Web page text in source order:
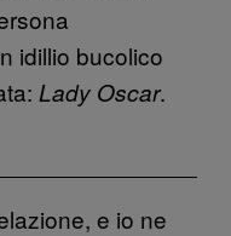
idillio bucolico
Lady Oscar.
e io ne